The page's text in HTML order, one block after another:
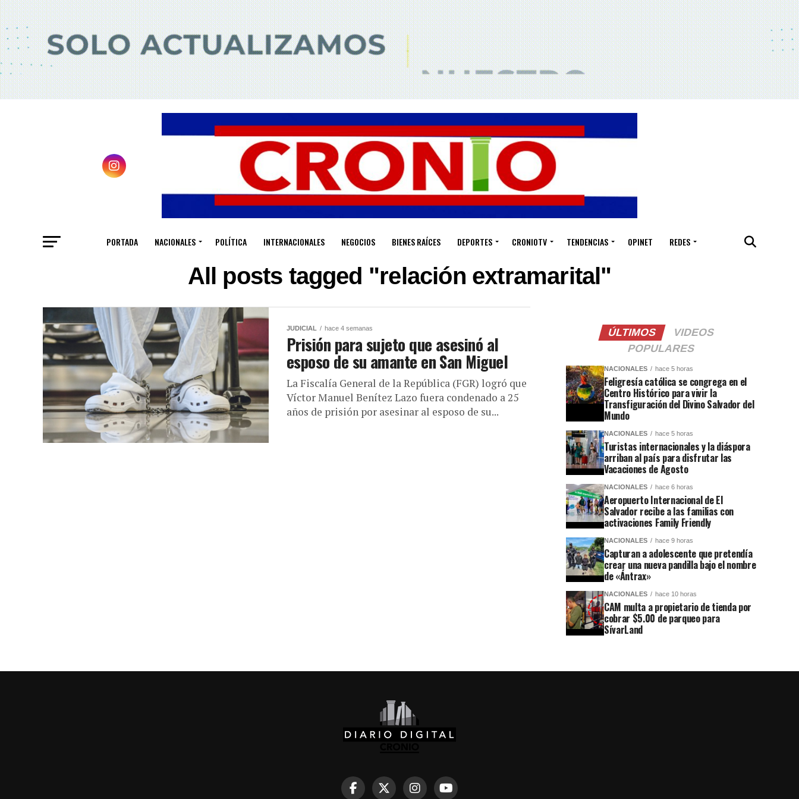
PORTADA NACIONALES POLÍTICA INTERNACIONALES NEGOCIOS BIENES RAÍCES DEPORTES CRONIOTV TENDENCIAS OPINET REDES
All posts tagged "relación extramarital"
JUDICIAL hace 4 semanas
Prisión para sujeto que asesinó al
esposo de su amante en San Miguel
La Fiscalía General de la República (FGR) logró que
Víctor Manuel Benítez Lazo fuera condenado a 25
años de prisión por asesinar al esposo de su...
ÚLTIMOS
VIDEOS
POPULARES
NACIONALES hace 5 horas
Feligresía católica se congrega en el
Centro Histórico para vivir la
Transfiguración del Divino Salvador del
Mundo
NACIONALES hace 5 horas
Turistas internacionales y la diáspora
arriban al país para disfrutar las
Vacaciones de Agosto
NACIONALES hace 6 horas
Aeropuerto Internacional de El
Salvador recibe a las familias con
activaciones Family Friendly
NACIONALES hace 9 horas
Capturan a adolescente que pretendía
crear una nueva pandilla bajo el nombre
de «Ántrax»
NACIONALES hace 10 horas
CAM multa a propietario de tienda por
cobrar $5.00 de parqueo para
SívarLand